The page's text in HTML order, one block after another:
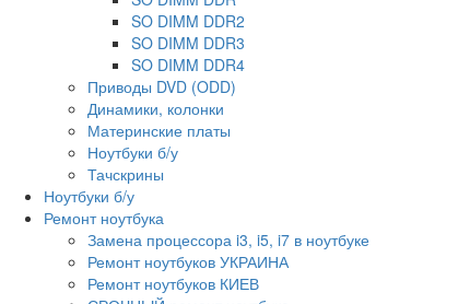
SO DIMM DDR2
SO DIMM DDR3
SO DIMM DDR4
Приводы DVD (ODD)
Динамики, колонки
Материнские платы
Ноутбуки б/у
Тачскрины
Ноутбуки б/у
Ремонт ноутбука
Замена процессора i3, i5, i7 в ноутбуке
Ремонт ноутбуков УКРАИНА
Ремонт ноутбуков КИЕВ